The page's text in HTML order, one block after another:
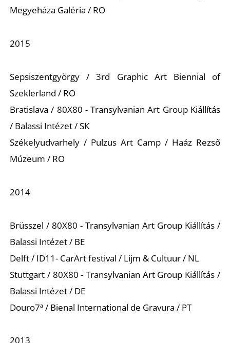
Megyeháza Galéria / RO
2015
Sepsiszentgyörgy / 3rd Graphic Art Biennial of
Szeklerland / RO
Bratislava / 80X80 - Transylvanian Art Group Kiállítás
/ Balassi Intézet / SK
Székelyudvarhely / Pulzus Art Camp / Haáz Rezső
Múzeum / RO
2014
Brüsszel / 80X80 - Transylvanian Art Group Kiállítás /
Balassi Intézet / BE
Delft / ID11- CarArt festival / Lijm & Cultuur / NL
Stuttgart / 80X80 - Transylvanian Art Group Kiállítás /
Balassi Intézet / DE
Douro7ª / Bienal International de Gravura / PT
2013